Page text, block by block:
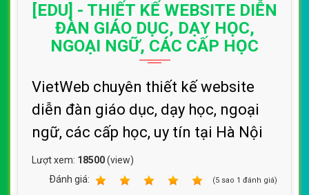
[EDU] - THIẾT KẾ WEBSITE DIỄN
ĐÀN GIÁO DỤC, DẠY HỌC,
NGOẠI NGỮ, CÁC CẤP HỌC
VietWeb chuyên thiết kế website
diễn đàn giáo dục, dạy học, ngoại
ngữ, các cấp học, uy tín tại Hà Nội
Lượt xem: 18500(view)
Ðánh giá:
(5 sao 1 đánh giá)